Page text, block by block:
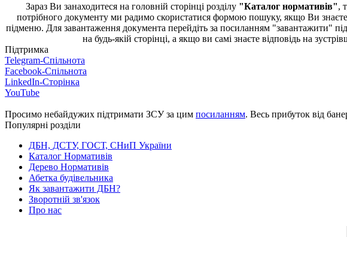
Зараз Ви занаходитеся на головній сторінці розділу "Каталог нормативів",
потрібного документу ми радимо скористатися формою пошуку, якщо Ви
підменю. Для завантаження документа перейдіть за посиланням "завантажити"
на будь-якій сторінці, а якщо ви самі знаєте відповідь на
Підтримка
Telegram-Спільнота
Facebook-Спільнота
LinkedIn-Сторінка
YouTube
Просимо небайдужих підтримати ЗСУ за цим посиланням. Весь прибуток від
Популярні розділи
ДБН, ДСТУ, ГОСТ, СНиП України
Каталог Нормативів
Дерево Нормативів
Абетка будівельника
Як завантажити ДБН?
Зворотній зв'язок
Про нас